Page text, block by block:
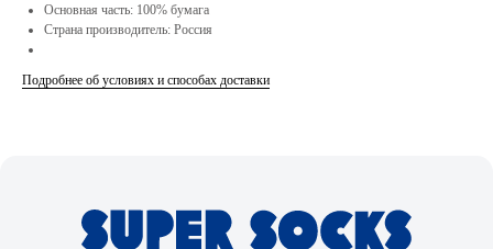
Основная часть: 100% бумага
Страна производитель: Россия
Подробнее об условиях и способах доставки